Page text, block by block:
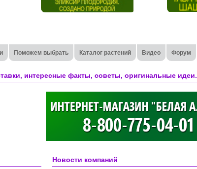
Поможем выбрать Каталог растений Видео Форум
интересные факты, советы, оригинальные идеи.
Новости компаний